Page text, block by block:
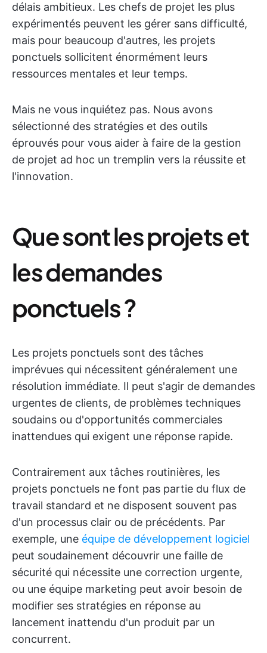
délais ambitieux. Les chefs de projet les plus
expérimentés peuvent les gérer sans difficulté,
mais pour beaucoup d'autres, les projets
ponctuels sollicitent énormément leurs
ressources mentales et leur temps.
Mais ne vous inquiétez pas. Nous avons
sélectionné des stratégies et des outils
éprouvés pour vous aider à faire de la gestion
de projet ad hoc un tremplin vers la réussite et
l'innovation.
Que sont les projets et
les demandes
ponctuels ?
Les projets ponctuels sont des tâches
imprévues qui nécessitent généralement une
résolution immédiate. Il peut s'agir de demandes
urgentes de clients, de problèmes techniques
soudains ou d'opportunités commerciales
inattendues qui exigent une réponse rapide.
Contrairement aux tâches routinières, les
projets ponctuels ne font pas partie du flux de
travail standard et ne disposent souvent pas
d'un processus clair ou de précédents. Par
exemple, une équipe de développement logiciel
peut soudainement découvrir une faille de
sécurité qui nécessite une correction urgente,
ou une équipe marketing peut avoir besoin de
modifier ses stratégies en réponse au
lancement inattendu d'un produit par un
concurrent.